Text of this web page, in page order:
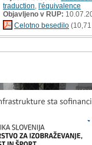
traduction l'équivalence
Objavljeno v RUP:
Celotno besedilo